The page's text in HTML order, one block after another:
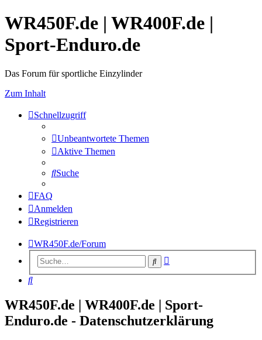
WR450F.de | WR400F.de |
Sport-Enduro.de
Das Forum für sportliche Einzylinder
Zum Inhalt
Schnellzugriff
Unbeantwortete Themen
Aktive Themen
Suche
FAQ
Anmelden
Registrieren
WR450F.de/Forum
Suche
Suche
WR450F.de | WR400F.de | Sport-
Enduro.de - Datenschutzerklärung